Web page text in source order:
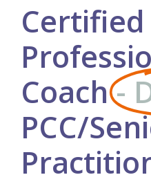
Certified
Coach -
PCC/